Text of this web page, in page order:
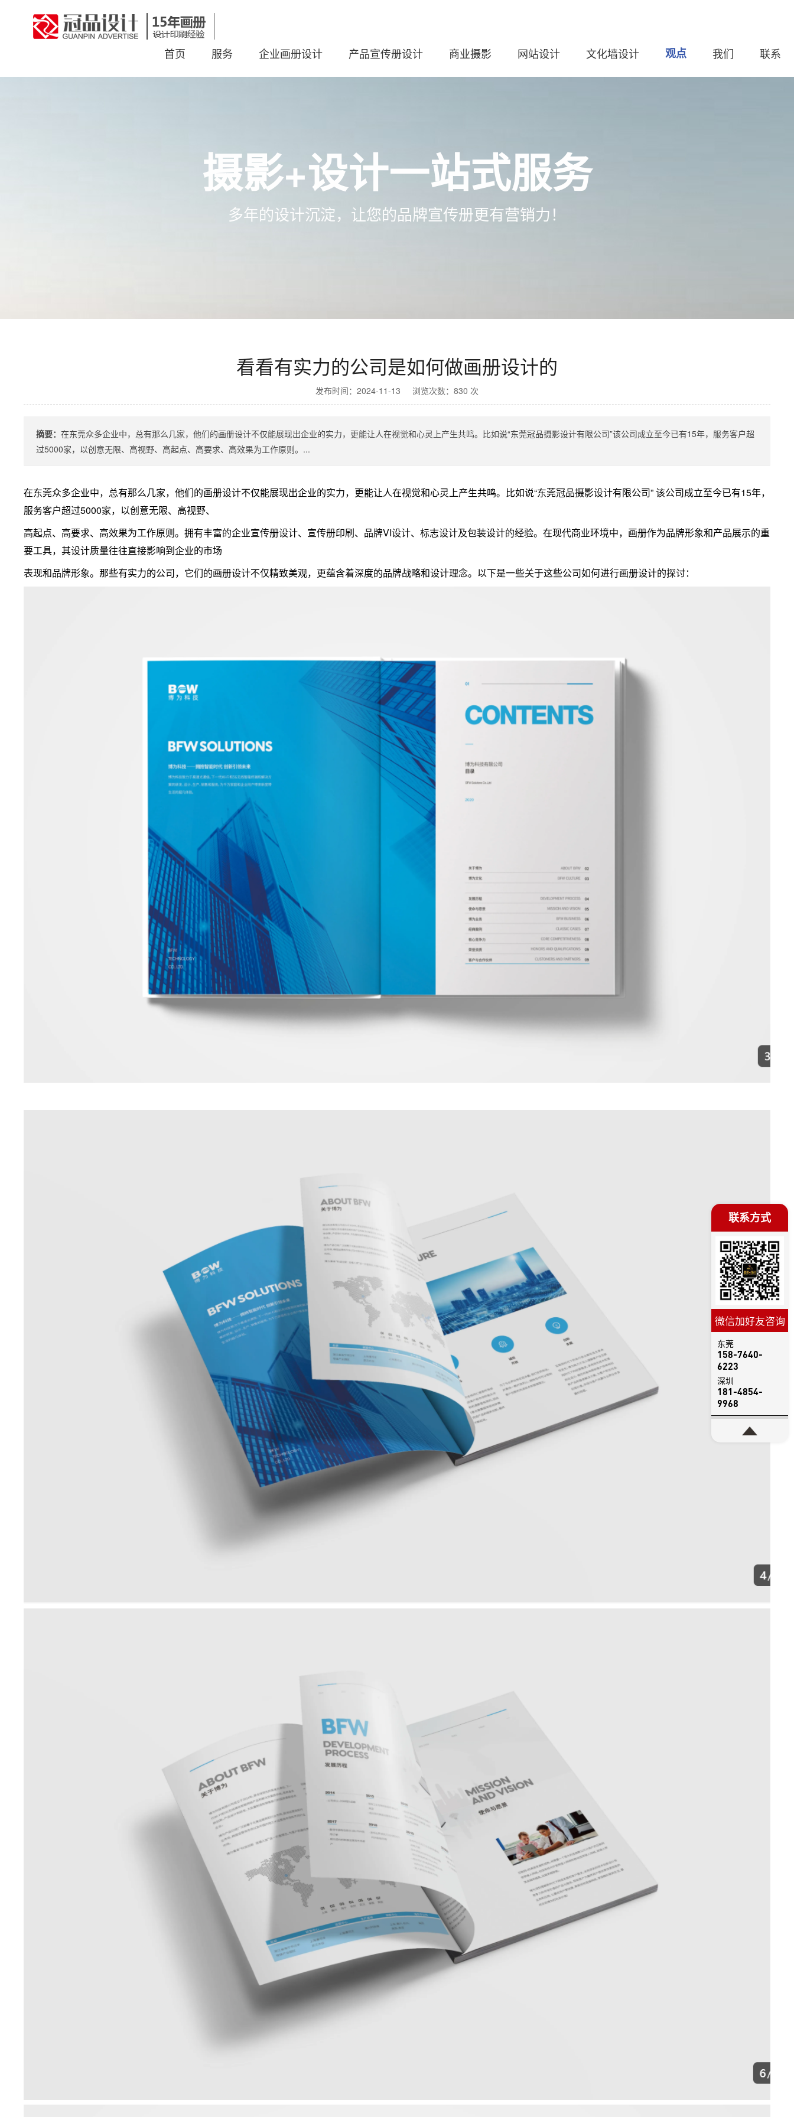
首页 服务 企业画册设计 产品宣传册设计 商业摄影 网站设计 文化墙设计 观点 我们 联系
摄影+设计一站式服务
多年的设计沉淀，让您的品牌宣传册更有营销力！
看看有实力的公司是如何做画册设计的
发布时间：2024-11-13 浏览次数：830 次
摘要： 在东莞众多企业中，总有那么几家，他们的画册设计不仅能展现出企业的实力，更能让人在视觉和心灵上产生共鸣。比如说“东莞冠品摄影设计有限公司”该公司成立至今已有15年，服务客户超
过5000家，以创意无限、高视野、高起点、高要求、高效果为工作原则。...
在东莞众多企业中，总有那么几家，他们的画册设计不仅能展现出企业的实力，更能让人在视觉和心灵上产生共鸣。比如说“东莞冠品摄影设计有限公司” 该公司成立至今已有15年，
服务客户超过5000家，以创意无限、高视野、
高起点、高要求、高效果为工作原则。拥有丰富的企业宣传册设计、宣传册印刷、品牌VI设计、标志设计及包装设计的经验。在现代商业环境中，画册作为品牌形象和产品展示的重
要工具，其设计质量往往直接影响到企业的市场
表现和品牌形象。那些有实力的公司，它们的画册设计不仅精致美观，更蕴含着深度的品牌战略和设计理念。以下是一些关于这些公司如何进行画册设计的探讨：
联系方式
微信加好友咨询
东莞
158-7640-
6223
深圳
181-4854-
9968